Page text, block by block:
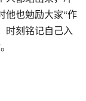
他也勉励大家“作
时刻铭记自己入